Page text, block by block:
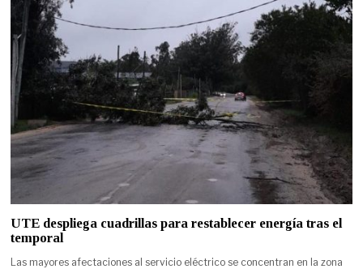
UTE despliega cuadrillas para restablecer energía tras el
temporal
Las mayores afectaciones al servicio eléctrico se concentran en la zona